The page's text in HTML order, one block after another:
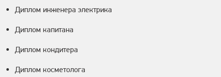
Диплом инженера электрика
Диплом капитана
Диплом кондитера
Диплом косметолога